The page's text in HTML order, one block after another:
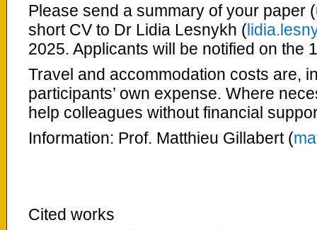
Please send a summary of your paper
short CV to Dr Lidia Lesnykh (
2025. Applicants will be notified on the
Travel and accommodation costs are,
participants’ own expense. Where
help colleagues without financial
Information: Prof. Matthieu Gillabert (
Cited works